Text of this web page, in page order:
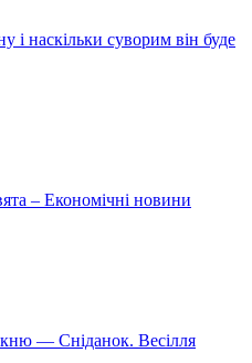
і наскільки суворим він буде
– Економічні новини
— Сніданок. Весілля